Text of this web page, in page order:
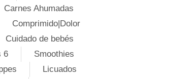
Carnes Ahumadas
Comprimido|Dolor
Cuidado de bebés
6
Smoothies
Licuados